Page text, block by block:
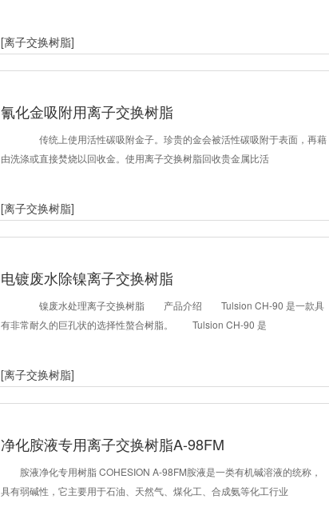
[离子交换树脂]
氰化金吸附用离子交换树脂
传统上使用活性碳吸附金子。珍贵的金会被活性碳吸附于表面，再藉
由洗涤或直接焚烧以回收金。使用离子交换树脂回收贵金属比活
[离子交换树脂]
电镀废水除镍离子交换树脂
镍废水处理离子交换树脂 产品介绍 Tulsion CH-90 是一款具
有非常耐久的巨孔状的选择性螯合树脂。 Tulsion CH-90 是
[离子交换树脂]
净化胺液专用离子交换树脂A-98FM
胺液净化专用树脂 COHESION A-98FM胺液是一类有机碱溶液的统称，
具有弱碱性，它主要用于石油、天然气、煤化工、合成氨等化工行业